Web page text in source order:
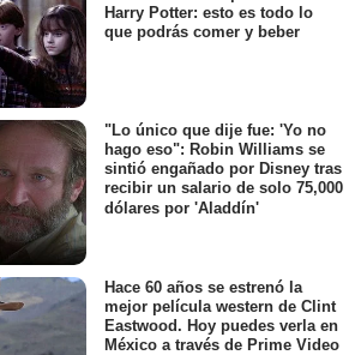
Harry Potter: esto es todo lo
que podrás comer y beber
"Lo único que dije fue: 'Yo no
hago eso": Robin Williams se
sintió engañado por Disney tras
recibir un salario de solo 75,000
dólares por 'Aladdín'
Hace 60 años se estrenó la
mejor película western de Clint
Eastwood. Hoy puedes verla en
México a través de Prime Video